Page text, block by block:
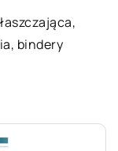
bindery